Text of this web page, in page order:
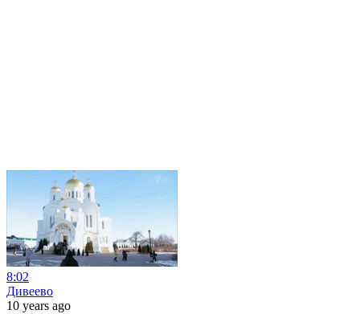
8:02
Дивеево
10 years ago